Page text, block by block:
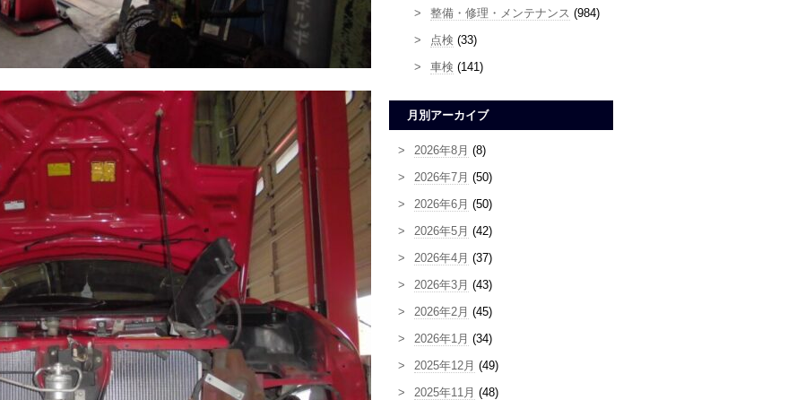
整備・修理・メンテナンス (984)
点検 (33)
車検 (141)
月別アーカイブ
2026年8月 (8)
2026年7月 (50)
2026年6月 (50)
2026年5月 (42)
2026年4月 (37)
2026年3月 (43)
2026年2月 (45)
2026年1月 (34)
2025年12月 (49)
2025年11月 (48)